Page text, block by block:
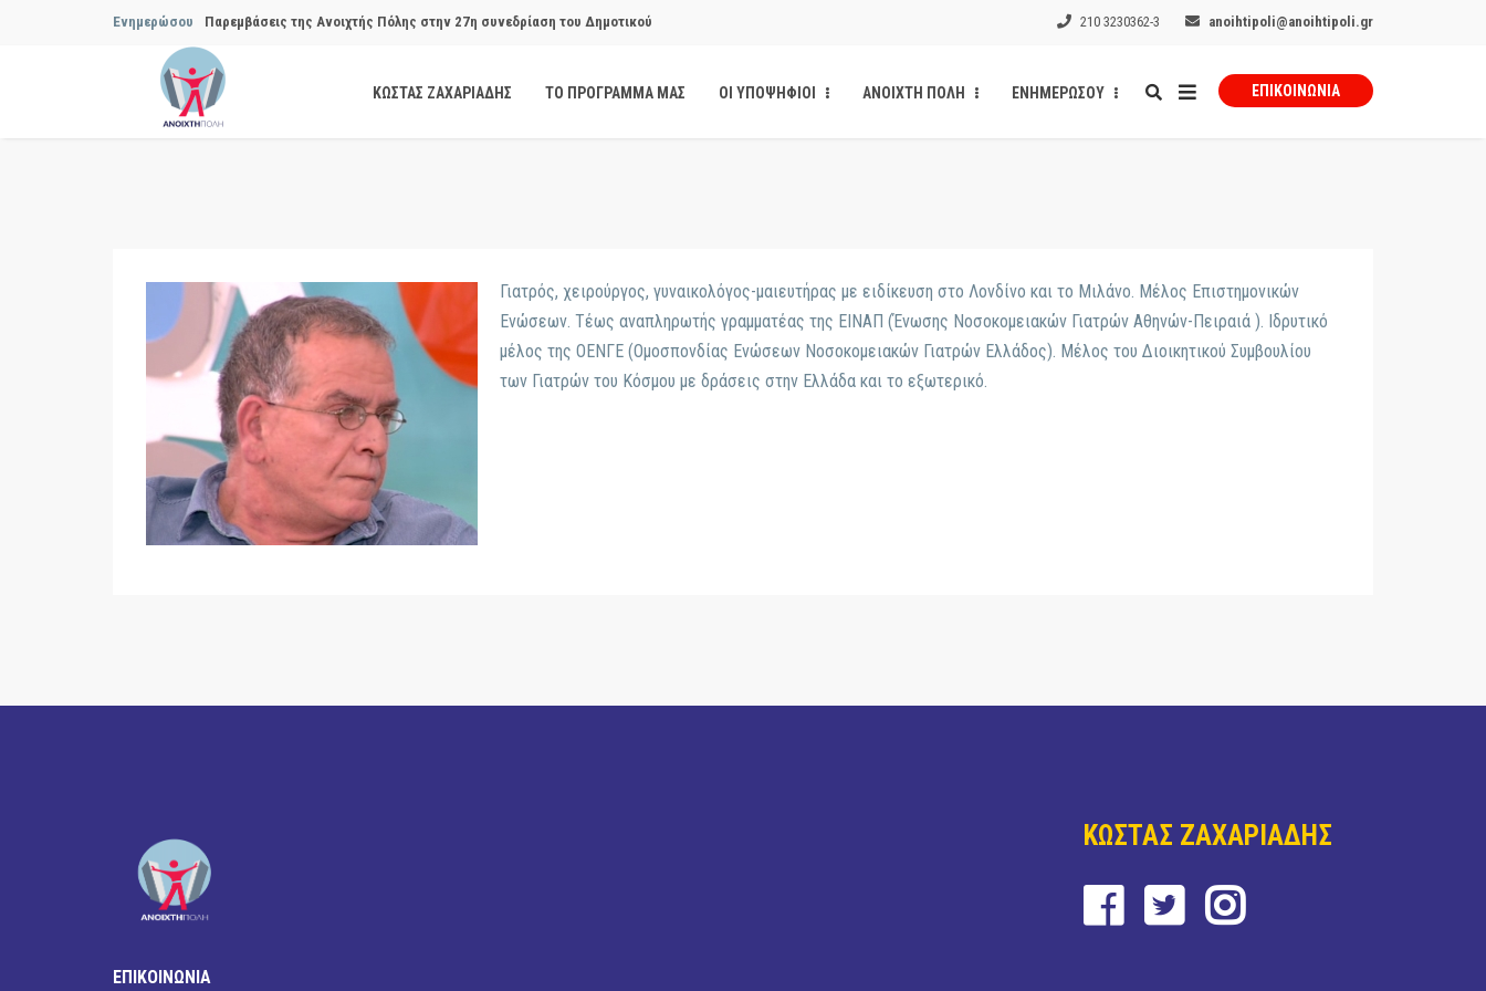
Ενημερώσου Παρεμβάσεις της Ανοιχτής Πόλης στην 27η συνεδρίαση του Δημοτικού
Συμβουλίου του Δήμου…
Παρεμβάσεις της Ανοιχτής Πόλης στην 29η συνεδρίαση του Δημοτικού
Θεσμική θωράκιση των εγκύων αιρετών μετά από την παρέμβαση της Ανοιχτής
Πόλης
Να αποκατασταθεί με εγγυήσεις, διαφάνεια και δημοσιότητα το αίσθημα
ασφάλειας στην Κυψέλη
210 3230362-3 anoihtipoli@anoihtipoli.gr
ΚΩΣΤΑΣ ΖΑΧΑΡΙΑΔΗΣ ΤΟ ΠΡΟΓΡΑΜΜΑ ΜΑΣ ΟΙ ΥΠΟΨΗΦΙΟΙ ΑΝΟΙΧΤΗ ΠΟΛΗ ΕΝΗΜΕΡΩΣΟΥ ΕΠΙΚΟΙΝΩΝΊΑ
Γιατρός, χειρούργος, γυναικολόγος-μαιευτήρας με ειδίκευση στο Λονδίνο και το Μιλάνο. Μέλος Επιστημονικών
Ενώσεων. Τέως αναπληρωτής γραμματέας της ΕΙΝΑΠ (Ένωσης Νοσοκομειακών Γιατρών Αθηνών-Πειραιά ). Ιδρυτικό
μέλος της ΟΕΝΓΕ (Ομοσπονδίας Ενώσεων Νοσοκομειακών Γιατρών Ελλάδος). Μέλος του Διοικητικού Συμβουλίου
των Γιατρών του Κόσμου με δράσεις στην Ελλάδα και το εξωτερικό.
ΕΠΙΚΟΙΝΩΝΙΑ
ΚΩΣΤΑΣ ΖΑΧΑΡΙΑΔΗΣ